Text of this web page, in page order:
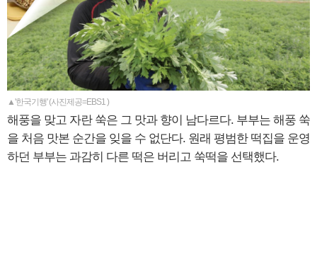
▲'한국기행' (사진제공=EBS1 )
해풍을 맞고 자란 쑥은 그 맛과 향이 남다르다. 부부는 해풍 쑥
을 처음 맛본 순간을 잊을 수 없단다. 원래 평범한 떡집을 운영
하던 부부는 과감히 다른 떡은 버리고 쑥떡을 선택했다.